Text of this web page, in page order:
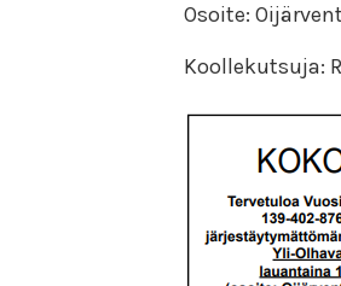
Osoite:
Koollekutsuja: